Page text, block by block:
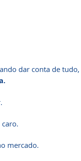
dar conta de tudo,
mercado.